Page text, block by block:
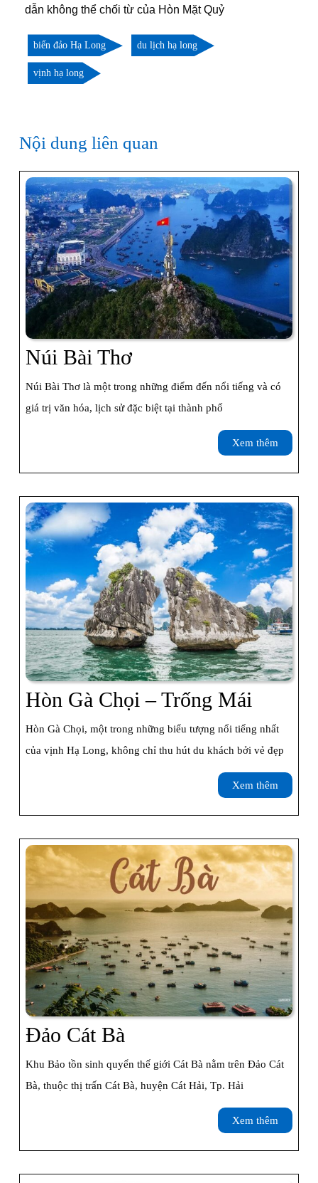
dẫn không thể chối từ của Hòn Mặt Quỷ
biển đảo Hạ Long du lịch hạ long
vịnh hạ long
Nội dung liên quan
Núi Bài ThơNúi
Bài
Thơ
Núi Bài Thơ là một trong những điểm đến nổi tiếng và có
giá trị văn hóa, lịch sử đặc biệt tại thành phố
Xem thêm
thêm
Hòn Gà Chọi – Trống Mái
Gà
Chọi
–
Trống
Hòn Gà Chọi, một trong những biểu tượng nổi tiếng nhất
của vịnh Hạ Long, không chỉ thu hút du khách bởi vẻ đẹp
Xem thêm
thêm
Đảo Cát Bà
Cát
Bà
Khu Bảo tồn sinh quyển thế giới Cát Bà nằm trên Đảo Cát
Bà, thuộc thị trấn Cát Bà, huyện Cát Hải, Tp. Hải
Xem thêm
thêm